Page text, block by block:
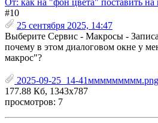
От: как на "фон цвета" поставить на
#10
25 сентября 2025, 14:47
Выберите Сервис - Макросы -
почему в этом диалоговом окне у
макрос"?
2025-09-25_14-41ммммммммм.png
177.88 Кб, 1343x787
просмотров: 7